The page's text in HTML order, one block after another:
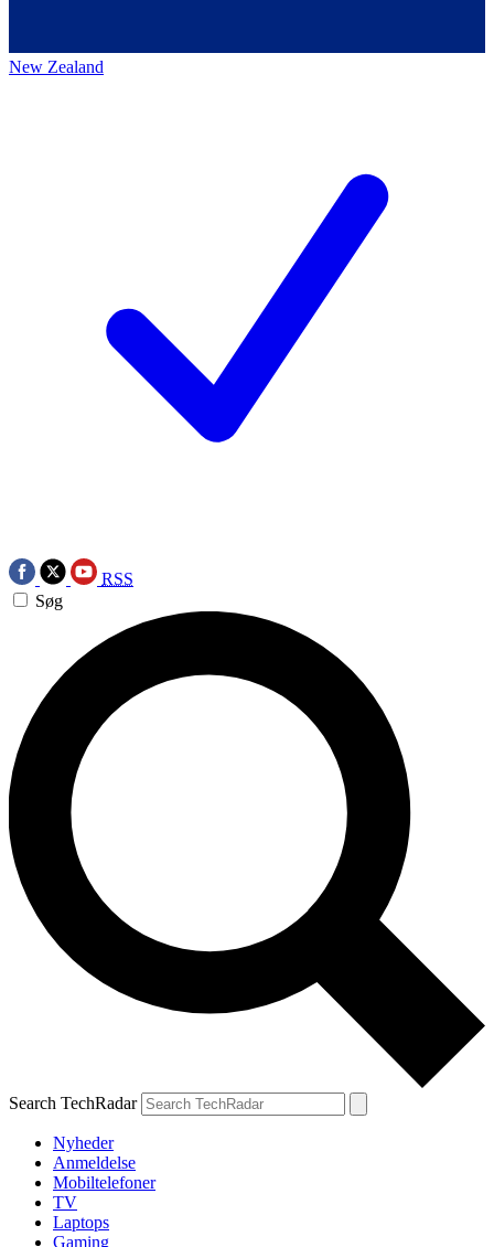
New Zealand
RSS
Søg
Search TechRadar
Nyheder
Anmeldelse
Mobiltelefoner
TV
Laptops
Gaming